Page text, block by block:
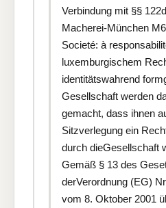
Verbindung mit §§
Macherei-München
Societé: à
luxemburgischem
identitätswahrend
Gesellschaft werden
gemacht, dass ihnen
Sitzverlegung ein
durch dieGesellschaft
Gemäß § 13 des
derVerordnung (EG)
vom 8. Oktober 2001